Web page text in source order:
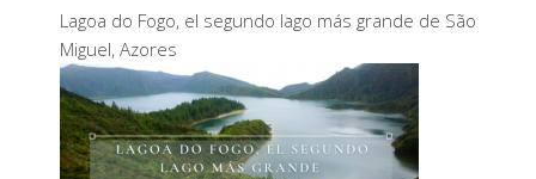
Lagoa do Fogo, el segundo lago más grande de São
Miguel, Azores